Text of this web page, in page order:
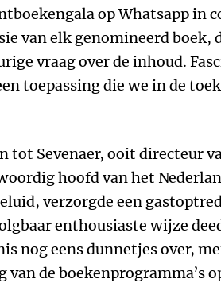
op Whatsapp in
van elk genomineerd boek,
vraag over de inhoud.
toepassing die we in de
tot Sevenaer, ooit directeur
hoofd van het
verzorgde een
enthousiaste wijze
nog eens dunnetjes over,
de boekenprogramma’s